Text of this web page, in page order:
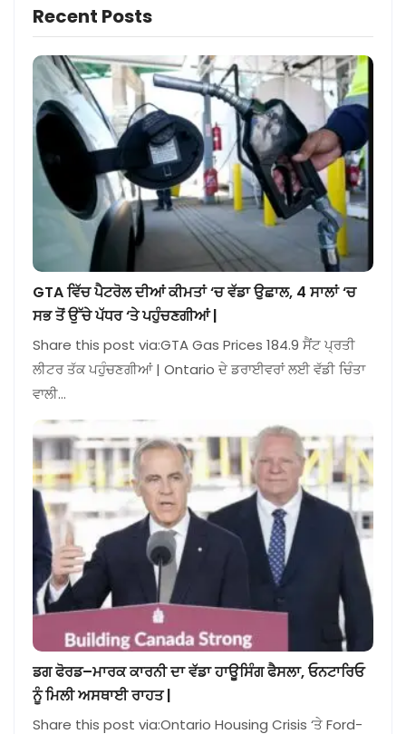
Recent Posts
GTA ਵਿੱਚ ਪੈਟਰੋਲ ਦੀਆਂ ਕੀਮਤਾਂ ‘ਚ ਵੱਡਾ ਉਛਾਲ, 4 ਸਾਲਾਂ ‘ਚ
ਸਭ ਤੋਂ ਉੱਚੇ ਪੱਧਰ ‘ਤੇ ਪਹੁੰਚਣਗੀਆਂ |
Share this post via:GTA Gas Prices 184.9 ਸੈਂਟ ਪ੍ਰਤੀ
ਲੀਟਰ ਤੱਕ ਪਹੁੰਚਣਗੀਆਂ | Ontario ਦੇ ਡਰਾਈਵਰਾਂ ਲਈ ਵੱਡੀ ਚਿੰਤਾ
ਵਾਲੀ…
ਡਗ ਫੋਰਡ–ਮਾਰਕ ਕਾਰਨੀ ਦਾ ਵੱਡਾ ਹਾਊਸਿੰਗ ਫੈਸਲਾ, ਓਨਟਾਰਿਓ
ਨੂੰ ਮਿਲੀ ਅਸਥਾਈ ਰਾਹਤ |
Share this post via:Ontario Housing Crisis ‘ਤੇ Ford-